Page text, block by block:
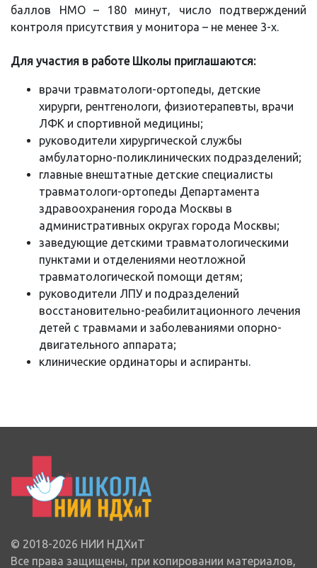
баллов НМО – 180 минут, число подтверждений
контроля присутствия у монитора – не менее 3-х.
Для участия в работе Школы приглашаются:
врачи травматологи-ортопеды, детские
хирурги, рентгенологи, физиотерапевты, врачи
ЛФК и спортивной медицины;
руководители хирургической службы
амбулаторно-поликлинических подразделений;
главные внештатные детские специалисты
травматологи-ортопеды Департамента
здравоохранения города Москвы в
административных округах города Москвы;
заведующие детскими травматологическими
пунктами и отделениями неотложной
травматологической помощи детям;
руководители ЛПУ и подразделений
восстановительно-реабилитационного лечения
детей с травмами и заболеваниями опорно-
двигательного аппарата;
клинические ординаторы и аспиранты.
© 2018-2026 НИИ НДХиТ
Все права защищены, при копировании материалов,